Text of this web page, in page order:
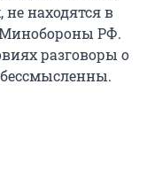
находятся в
Минобороны РФ.
разговоры о